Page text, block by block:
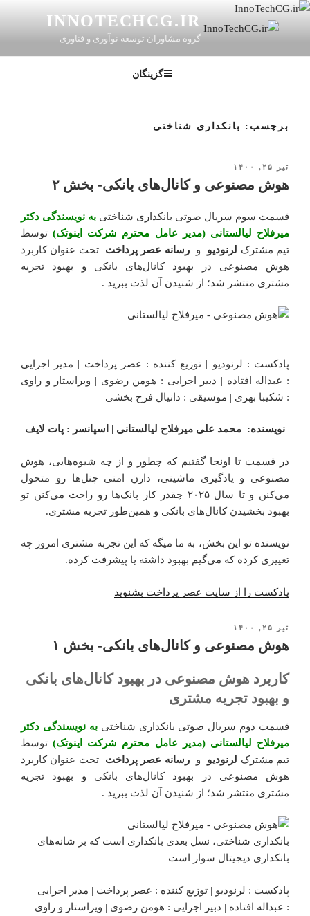
رفتن
INNOTECHCG.IR
گروه مشاوران توسعه نوآوری و فناوری
گزینگان
برچسب: بانکداری شناختی
نوشته‌شده
تیر ۲۵, ۱۴۰۰
هوش مصنوعی و کانال‌های بانکی- بخش ۲
قسمت سوم سریال صوتی بانکداری شناختی به نویسندگی دکتر
میرفلاح لیالستانی (مدیر عامل محترم شرکت اینوتک) توسط
تیم مشترک لرنودیو و رسانه عصر پرداخت
تحت عنوان کاربرد
هوش مصنوعی در بهبود کانال‌های بانکی و بهبود تجریه
مشتری منتشر شد؛ از شنیدن آن لذت ببرید .
پادکست : لرنودیو | توزیع کننده : عصر پرداخت | مدیر اجرایی
: عبداله افتاده | دبیر اجرایی : هومن رضوی | ویراستار و راوی
: شکیبا بهری | موسیقی : دانیال فرح بخشی
نویسنده: محمد علی میرفلاح لیالستانی | اسپانسر : پات لایف
در قسمت تا اونجا گفتیم که چطور و از چه شیوه‌هایی، هوش
مصنوعی و یادگیری ماشینی، دارن امنی چنل‌ها رو متحول
می‌کنن و تا سال ۲۰۲۵ چقدر کار بانک‌ها رو راحت می‌کنن تو
بهبود بخشیدن کانال‌های بانکی و همین‌طور تجربه مشتری.
نویسنده تو این بخش، به ما میگه که این تجربه مشتری امروز چه
تغییری کرده که می‌گیم بهبود داشته یا پیشرفت کرده.
پادکست را از سایت عصر پرداخت بشنوید
نوشته‌شده
تیر ۲۵, ۱۴۰۰
هوش مصنوعی و کانال‌های بانکی- بخش ۱
کاربرد هوش مصنوعی در بهبود کانال‌های بانکی
و بهبود تجریه مشتری
قسمت دوم سریال صوتی بانکداری شناختیبه نویسندگی دکتر
میرفلاح لیالستانی (مدیر عامل محترم شرکت اینوتک) توسط
تیم مشترک لرنودیو و رسانه عصر پرداخت
تحت عنوان کاربرد
هوش مصنوعی در بهبود کانال‌های بانکی و بهبود تجریه
مشتری منتشر شد؛ از شنیدن آن لذت ببرید .
بانکداری شناختی، نسل بعدی بانکداری است که بر شانه‌های
بانکداری دیجیتال سوار است
پادکست : لرنودیو | توزیع کننده : عصر پرداخت | مدیر اجرایی
: عبداله افتاده | دبیر اجرایی : هومن رضوی | ویراستار و راوی